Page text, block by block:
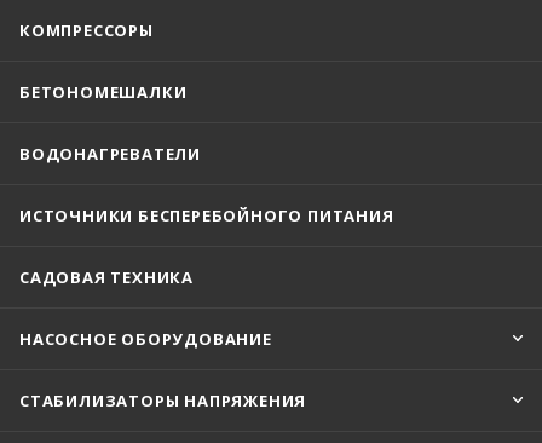
КОМПРЕССОРЫ
БЕТОНОМЕШАЛКИ
ВОДОНАГРЕВАТЕЛИ
ИСТОЧНИКИ БЕСПЕРЕБОЙНОГО ПИТАНИЯ
САДОВАЯ ТЕХНИКА
НАСОСНОЕ ОБОРУДОВАНИЕ
СТАБИЛИЗАТОРЫ НАПРЯЖЕНИЯ